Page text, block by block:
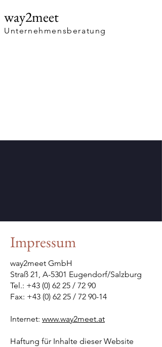
way2meet
Unternehmensberatung
Impressum
way2meet GmbH
Straß 21, A-5301 Eugendorf/Salzburg
Tel.: +43 (0) 62 25 / 72 90
Fax: +43 (0) 62 25 / 72 90-14
Internet: www.way2meet.at
Haftung für Inhalte dieser Website